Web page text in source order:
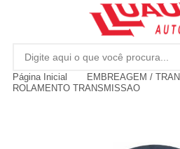
Página Inicial
EMBREAGEM /
ROLAMENTO TRANSMISSAO